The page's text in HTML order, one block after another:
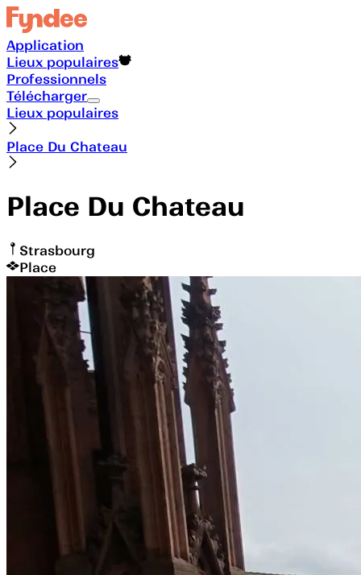
Application
Lieux populaires
Professionnels
Télécharger
Lieux populaires
Place Du Chateau
Place Du Chateau
Strasbourg
Place